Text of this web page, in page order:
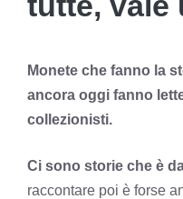
Monete che fanno la
ancora oggi fanno
collezionisti.
Ci sono storie che è
raccontare poi è forse